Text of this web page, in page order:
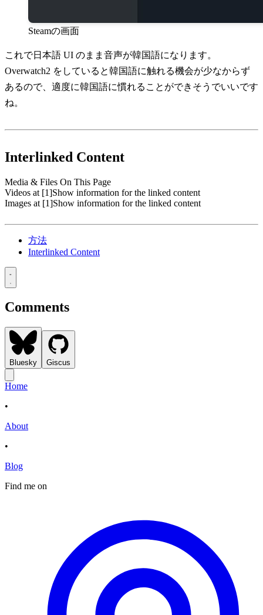
Steamの画面
これで日本語 UI のまま音声が韓国語になります。
Overwatch2 をしていると韓国語に触れる機会が少なからず
あるので、適度に韓国語に慣れることができそうでいいです
ね。
Interlinked Content
Media & Files On This Page
Videos at [1]Show information for the linked content
Images at [1]Show information for the linked content
方法
Interlinked Content
Comments
Bluesky Giscus
Home
•
About
•
Blog
Find me on